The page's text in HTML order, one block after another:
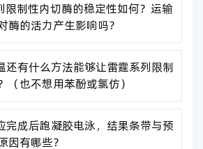
限制性内切酶的稳定性如何？运输
酶的活力产生影响吗？
还有什么方法能够让雷霆系列限制
（也不想用苯酚或氯仿）
完成后跑凝胶电泳，结果条带与预
因有哪些？